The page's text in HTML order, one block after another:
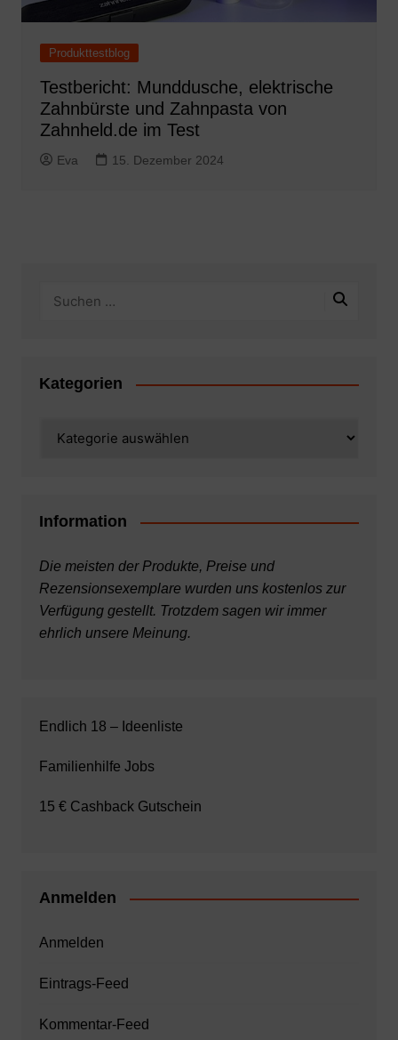
Produkttestblog
Testbericht: Munddusche, elektrische
Zahnbürste und Zahnpasta von
Zahnheld.de im Test
Eva 15. Dezember 2024
Kategorien
Information
Die meisten der Produkte, Preise und
Rezensionsexemplare wurden uns kostenlos zur
Verfügung gestellt. Trotzdem sagen wir immer
ehrlich unsere Meinung.
Endlich 18 – Ideenliste
Familienhilfe Jobs
15 € Cashback Gutschein
Anmelden
Anmelden
Eintrags-Feed
Kommentar-Feed